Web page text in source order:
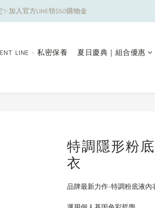
痕｜3件$1199自由配專區
加入官方LINE領$50購物金
LINE · 私密保養 夏日慶典｜組合優惠
特調隱形粉
衣
品牌最新力作-特調粉底液內